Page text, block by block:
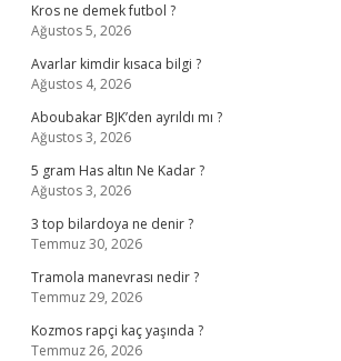
Kros ne demek futbol ?
Ağustos 5, 2026
Avarlar kimdir kısaca bilgi ?
Ağustos 4, 2026
Aboubakar BJK’den ayrıldı mı ?
Ağustos 3, 2026
5 gram Has altın Ne Kadar ?
Ağustos 3, 2026
3 top bilardoya ne denir ?
Temmuz 30, 2026
Tramola manevrası nedir ?
Temmuz 29, 2026
Kozmos rapçi kaç yaşında ?
Temmuz 26, 2026